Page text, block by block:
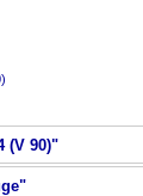
(V 90)"